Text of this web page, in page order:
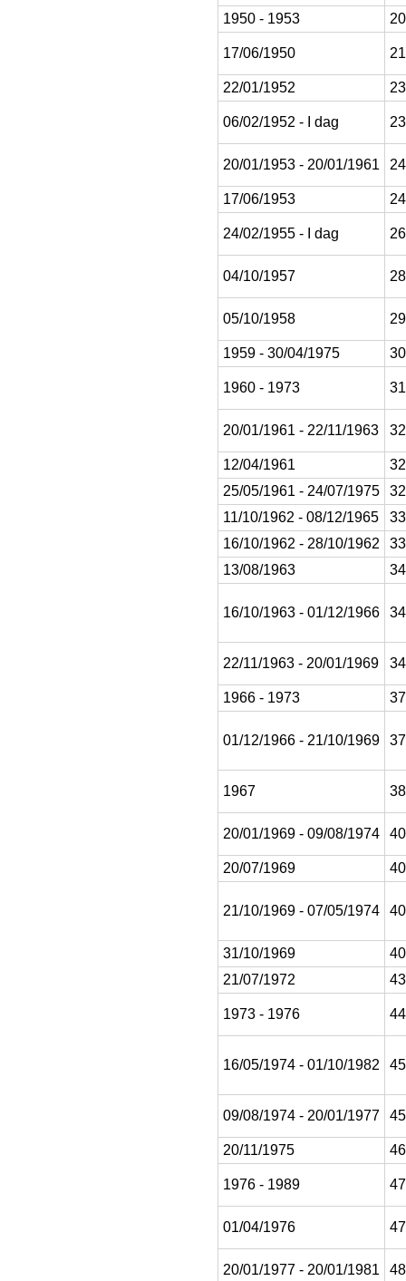
1950 - 1953
17/06/1950
22/01/1952
06/02/1952 - I dag
20/01/1953 - 20/01/1961
17/06/1953
24/02/1955 - I dag
04/10/1957
05/10/1958
1959 - 30/04/1975
1960 - 1973
20/01/1961 - 22/11/1963
12/04/1961
25/05/1961 - 24/07/1975
11/10/1962 - 08/12/1965
16/10/1962 - 28/10/1962
13/08/1963
16/10/1963 - 01/12/1966
22/11/1963 - 20/01/1969
1966 - 1973
01/12/1966 - 21/10/1969
1967
20/01/1969 - 09/08/1974
20/07/1969
21/10/1969 - 07/05/1974
31/10/1969
21/07/1972
1973 - 1976
16/05/1974 - 01/10/1982
09/08/1974 - 20/01/1977
20/11/1975
1976 - 1989
01/04/1976
20/01/1977 - 20/01/1981